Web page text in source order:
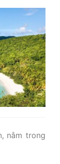
nằm trong